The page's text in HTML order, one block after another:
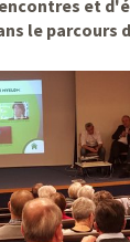
et
le parcours